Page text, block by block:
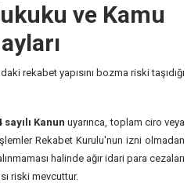
ve Kamu
rekabet yapısını bozma riski taşıdığı
sayılı Kanun uyarınca, toplam ciro veya
Rekabet Kurulu'nun izni olmadan
halinde ağır idari para cezaları
riski mevcuttur.